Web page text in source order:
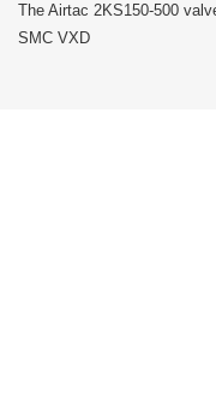
The Airtac 2KS150-500
SMC VXD